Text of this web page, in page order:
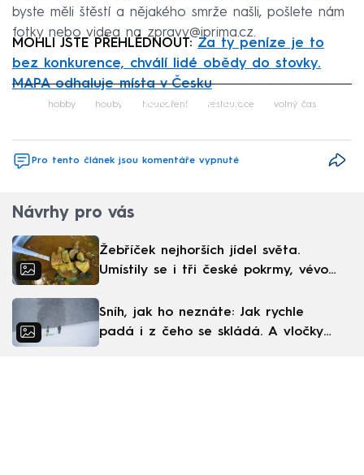
byste měli štěstí a nějakého smrže našli, pošlete nám
fotky nebo videa na zpravy@iprima.cz.
MOHLI JSTE PŘEHLÉDNOUT: Za ty peníze je to
bez konkurence, chválí lidé obědy do stovky.
MAPA odhaluje místa v Česku
Failed to fetch
hobby houby houbaření restaurace volný čas
Pro tento článek jsou komentáře vypnuté
Návrhy pro vás
Žebříček nejhorších jídel světa.
Umístily se i tři české pokrmy, vévodí
Sníh, jak ho neznáte: Jak rychle
padá i z čeho se skládá. A vločky